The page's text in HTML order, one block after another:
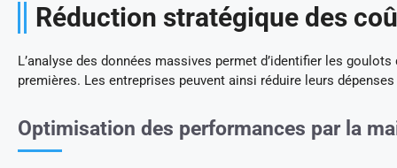
Réduction stratégique des
L’analyse des données massives permet d’identifier les
premières. Les entreprises peuvent ainsi réduire leurs
Optimisation des performances par la